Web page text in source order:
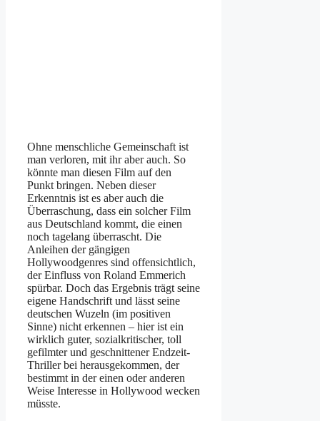
Ohne menschliche Gemeinschaft ist
man verloren, mit ihr aber auch. So
könnte man diesen Film auf den
Punkt bringen. Neben dieser
Erkenntnis ist es aber auch die
Überraschung, dass ein solcher Film
aus Deutschland kommt, die einen
noch tagelang überrascht. Die
Anleihen der gängigen
Hollywoodgenres sind offensichtlich,
der Einfluss von Roland Emmerich
spürbar. Doch das Ergebnis trägt seine
eigene Handschrift und lässt seine
deutschen Wuzeln (im positiven
Sinne) nicht erkennen – hier ist ein
wirklich guter, sozialkritischer, toll
gefilmter und geschnittener Endzeit-
Thriller bei herausgekommen, der
bestimmt in der einen oder anderen
Weise Interesse in Hollywood wecken
müsste.